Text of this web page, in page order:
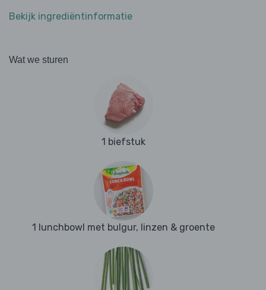
Bekijk ingrediëntinformatie
Wat we sturen
1 biefstuk
1 lunchbowl met bulgur, linzen & groente